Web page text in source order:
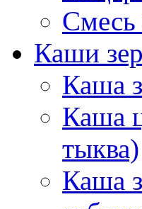
Смесь
Каши
Каша
Каша
тыква)
Каша